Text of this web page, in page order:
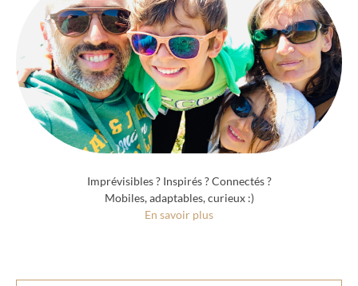
Imprévisibles ? Inspirés ? Connectés ?
Mobiles, adaptables, curieux :)
En savoir plus